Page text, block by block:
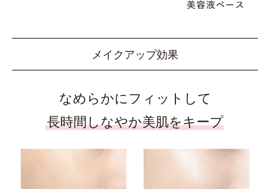
メイクアップ効果
なめらかにフィットして
長時間しなやか美肌をキープ